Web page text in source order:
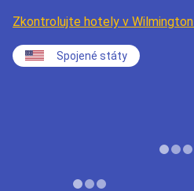
Zkontrolujte hotely v Wilmington
Spojené státy